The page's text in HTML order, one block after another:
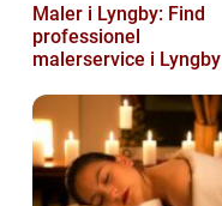
Maler i Lyngby: Find
professionel
malerservice i Lyngby